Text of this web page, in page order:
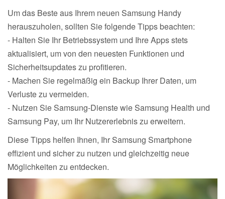
Um das Beste aus Ihrem neuen Samsung Handy
herauszuholen, sollten Sie folgende Tipps beachten:
- Halten Sie Ihr Betriebssystem und Ihre Apps stets
aktualisiert, um von den neuesten Funktionen und
Sicherheitsupdates zu profitieren.
- Machen Sie regelmäßig ein Backup Ihrer Daten, um
Verluste zu vermeiden.
- Nutzen Sie Samsung-Dienste wie Samsung Health und
Samsung Pay, um Ihr Nutzererlebnis zu erweitern.
Diese Tipps helfen Ihnen, Ihr Samsung Smartphone
effizient und sicher zu nutzen und gleichzeitig neue
Möglichkeiten zu entdecken.